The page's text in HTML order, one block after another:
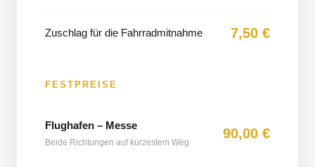
Zuschlag für die Fahrradmitnahme 7,50 €
FESTPREISE
Flughafen – Messe
Beide Richtungen auf kürzestem Weg
90,00 €